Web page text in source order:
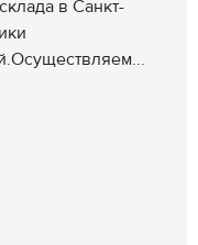
в Санкт-